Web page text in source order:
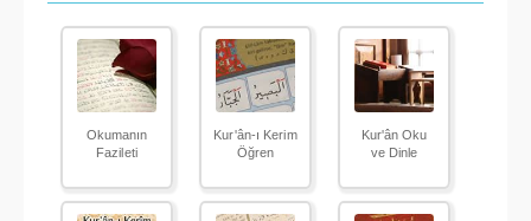
Okumanın
Fazileti
Kur'ân-ı Kerim
Öğren
Kur'ân Oku
ve Dinle